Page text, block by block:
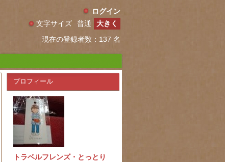
ログイン
現在の登録者数：137 名
文字サイズ 普通 大きく
プロフィール
トラベルフレンズ・とっとり